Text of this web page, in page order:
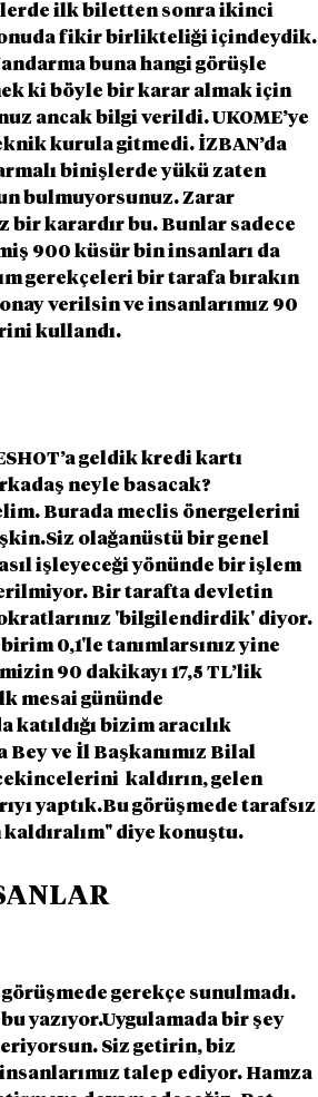
ilk biletten sonra ikinci
fikir birlikteliği içindeydik.
buna hangi görüşle
ki böyle bir karar almak için
ancak bilgi verildi. UKOME’ye
kurula gitmedi. İZBAN’da
binişlerde yükü zaten
bulmuyorsunuz. Zarar
bir karardır bu. Bunlar sadece
900 küsür bin insanları da
gerekçeleri bir tarafa bırakın
verilsin ve insanlarımız 90
kullandı.
geldik kredi kartı
neyle basacak?
Burada meclis önergelerini
olağanüstü bir genel
işleyeceği yönünde bir işlem
Bir tarafta devletin
'bilgilendirdik' diyor.
0,1'le tanımlarsınız yine
90 dakikayı 17,5 TL’lik
mesai gününde
bizim aracılık
Bey ve İl Başkanımız Bilal
kaldırın, gelen
yaptık.Bu görüşmede tarafsız
diye konuştu.
gerekçe sunulmadı.
yazıyor.Uygulamada bir şey
Siz getirin, biz
talep ediyor. Hamza